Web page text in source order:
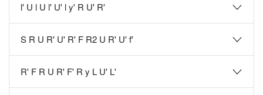
l' U l U l' U' l y' R U' R'
S R U R' U' R' F R2 U R' U' f'
R' F R U R' F' R y L U' L'